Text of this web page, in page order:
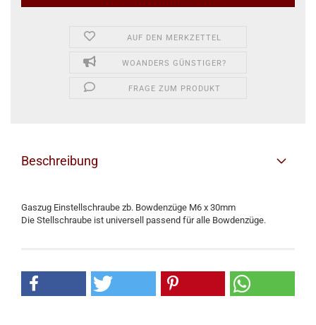
AUF DEN MERKZETTEL
WOANDERS GÜNSTIGER?
FRAGE ZUM PRODUKT
Beschreibung
Gaszug Einstellschraube zb. Bowdenzüge M6 x 30mm
Die Stellschraube ist universell passend für alle Bowdenzüge.